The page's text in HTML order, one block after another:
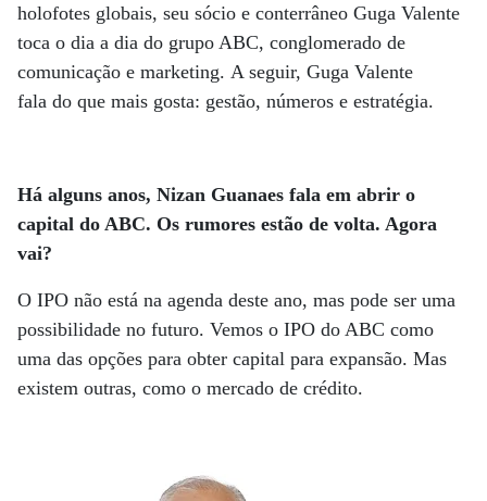
holofotes globais, seu sócio e conterrâneo Guga Valente
toca o dia a dia do grupo ABC, conglomerado de
comunicação e marketing. A seguir, Guga Valente
fala do que mais gosta: gestão, números e estratégia.
Há alguns anos, Nizan Guanaes fala em abrir o
capital do ABC. Os rumores estão de volta. Agora
vai?
O IPO não está na agenda deste ano, mas pode ser uma
possibilidade no futuro. Vemos o IPO do ABC como
uma das opções para obter capital para expansão. Mas
existem outras, como o mercado de crédito.